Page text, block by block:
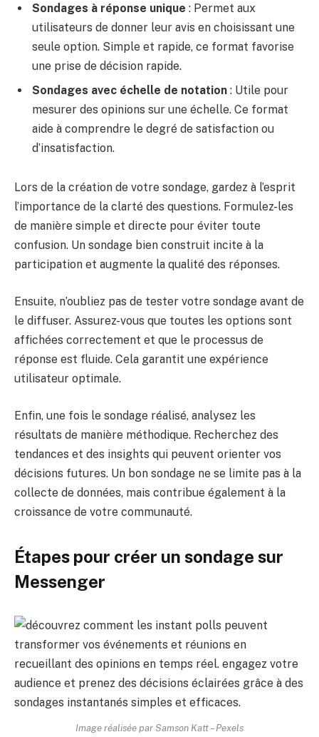
Sondages à réponse unique : Permet aux
utilisateurs de donner leur avis en choisissant une
seule option. Simple et rapide, ce format favorise
une prise de décision rapide.
Sondages avec échelle de notation : Utile pour
mesurer des opinions sur une échelle. Ce format
aide à comprendre le degré de satisfaction ou
d’insatisfaction.
Lors de la création de votre sondage, gardez à l’esprit
l’importance de la clarté des questions. Formulez-les
de manière simple et directe pour éviter toute
confusion. Un sondage bien construit incite à la
participation et augmente la qualité des réponses.
Ensuite, n’oubliez pas de tester votre sondage avant de
le diffuser. Assurez-vous que toutes les options sont
affichées correctement et que le processus de
réponse est fluide. Cela garantit une expérience
utilisateur optimale.
Enfin, une fois le sondage réalisé, analysez les
résultats de manière méthodique. Recherchez des
tendances et des insights qui peuvent orienter vos
décisions futures. Un bon sondage ne se limite pas à la
collecte de données, mais contribue également à la
croissance de votre communauté.
Étapes pour créer un sondage sur
Messenger
Image réalisée par Samson Katt – Pexels